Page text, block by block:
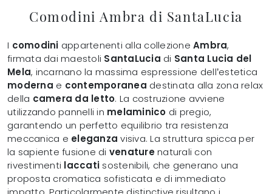
Comodini Ambra di SantaLucia
I comodini appartenenti alla collezione Ambra,
firmata dai maestoli SantaLucia di Santa Lucia del
Mela, incarnano la massima espressione dell’estetica
moderna e contemporanea destinata alla zona relax
della camera da letto. La costruzione avviene
utilizzando pannelli in melaminico di pregio,
garantendo un perfetto equilibrio tra resistenza
meccanica e eleganza visiva. La struttura spicca per
la sapiente fusione di venaturenaturali con
rivestimenti laccati sostenibili, che generano una
proposta cromatica sofisticata e di immediato